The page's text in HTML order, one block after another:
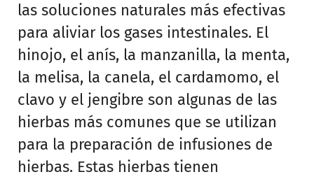
las soluciones naturales más efectivas
para aliviar los gases intestinales. El
hinojo, el anís, la manzanilla, la menta,
la melisa, la canela, el cardamomo, el
clavo y el jengibre son algunas de las
hierbas más comunes que se utilizan
para la preparación de infusiones de
hierbas. Estas hierbas tienen